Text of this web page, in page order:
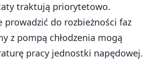
traktują priorytetowo.
prowadzić do rozbieżności faz
z pompą chłodzenia mogą
pracy jednostki napędowej.